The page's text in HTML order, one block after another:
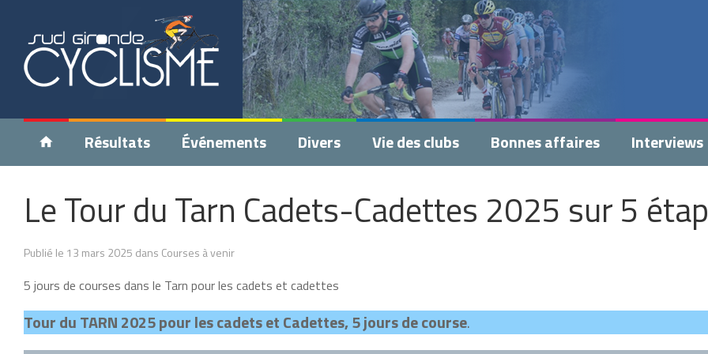
Résultats Événements Divers Vie des clubs Bonnes affaires Interviews
Le Tour du Tarn Cadets-Cadettes 2025 sur 5
Publié le 13 mars 2025 dans Courses à venir
5 jours de courses dans le Tarn pour les cadets et cadettes
Tour du TARN 2025 pour les cadets et Cadettes, 5 joursde course.